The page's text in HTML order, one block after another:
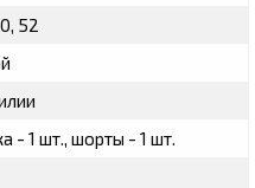
52
- 1 шт., шорты - 1 шт.